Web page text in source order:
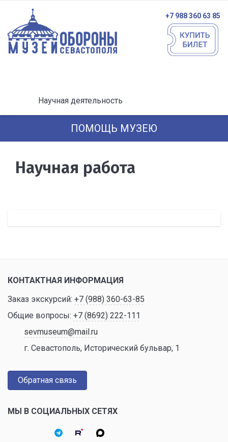
+7 988 360 63 85
Научная деятельность
ПОМОЩЬ МУЗЕЮ
Научная работа
КОНТАКТНАЯ ИНФОРМАЦИЯ
Заказ экскурсий: +7 (988) 360-63-85
Общие вопросы: +7 (8692) 222-111
sevmuseum@mail.ru
г. Севастополь, Исторический бульвар, 1
Обратная связь
МЫ В СОЦИАЛЬНЫХ СЕТЯХ